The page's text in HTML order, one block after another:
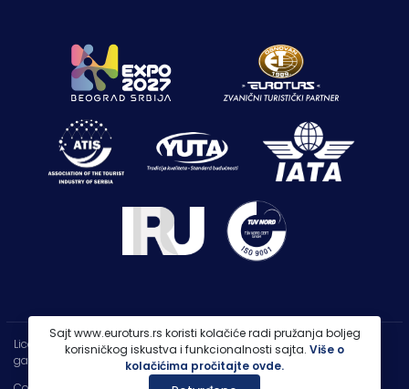
Licenca OTP-A 107/2021
garancija putovanja 250.000€
Sajt www.euroturs.rs koristi kolačiće radi pružanja boljeg
korisničkog iskustva i funkcionalnosti sajta. Više o
kolačićima pročitajte ovde.